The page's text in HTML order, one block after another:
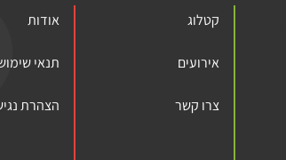
קטלוג
אירועים
צרו קשר
אודות
תנאי
הצהרת